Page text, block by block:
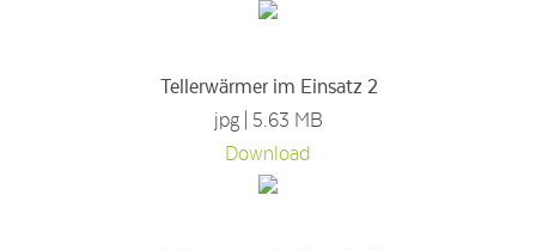
Tellerwärmer im Einsatz 2
jpg | 5.63 MB
Download